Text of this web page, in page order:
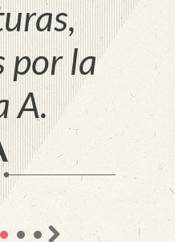
por la
A.